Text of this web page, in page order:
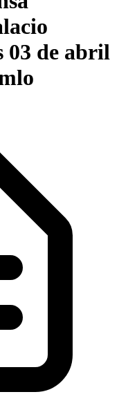
03 de abril